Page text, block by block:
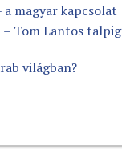
magyar kapcsolat
– Tom Lantos talpig
világban?